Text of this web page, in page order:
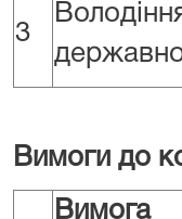
3
Вимоги до
Вимога